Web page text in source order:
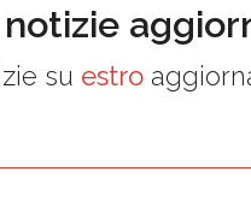
su estro